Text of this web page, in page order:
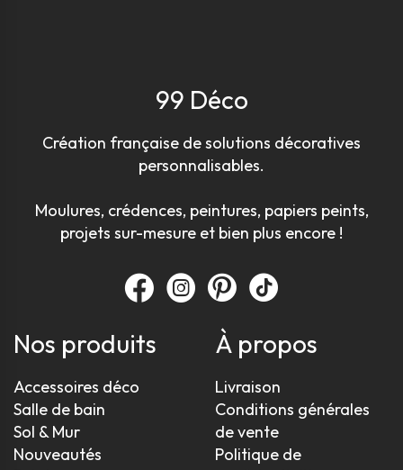
99 Déco
Création française de solutions décoratives
personnalisables.
Moulures, crédences, peintures, papiers peints,
projets sur-mesure et bien plus encore !
Nos produits
Accessoires déco
Salle de bain
Sol & Mur
Nouveautés
À propos
Livraison
Conditions générales
de vente
Politique de